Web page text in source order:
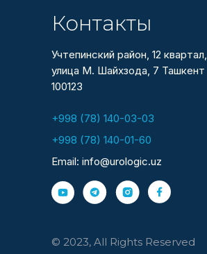
Учтепинский район, 12 квартал,
улица М. Шайхзода, 7 Ташкент
100123
+998 (78) 140-03-03
+998 (78) 140-01-60
Контакты
Email: info@urologic.uz
© 2023, All Rights Reserved